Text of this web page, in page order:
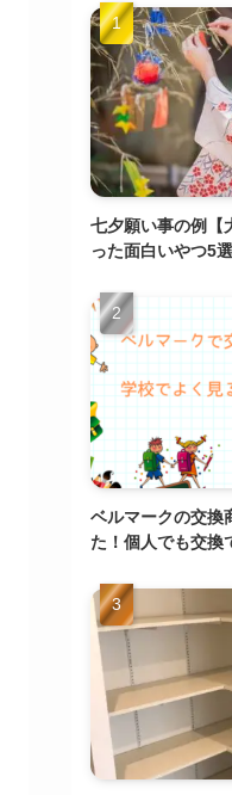
七夕願い事の例【
った面白いやつ5選
ベルマークの交換
た！個人でも交換